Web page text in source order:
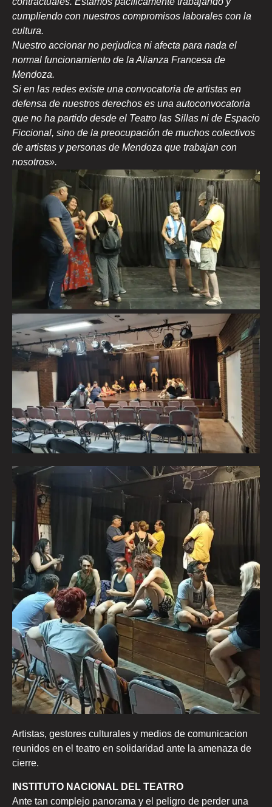
cumpliendo con nuestros compromisos laborales con la
cultura.
Nuestro accionar no perjudica ni afecta para nada el
normal funcionamiento de la Alianza Francesa de
Mendoza.
Si en las redes existe una convocatoria de artistas en
defensa de nuestros derechos es una autoconvocatoria
que no ha partido desde el Teatro las Sillas ni de Espacio
Ficcional, sino de la preocupación de muchos colectivos
de artistas y personas de Mendoza que trabajan con
nosotros».
Artistas, gestores culturales y medios de comunicacion
reunidos en el teatro en solidaridad ante la amenaza de
cierre.
INSTITUTO NACIONAL DEL TEATRO
Ante tan complejo panorama y el peligro de perder una